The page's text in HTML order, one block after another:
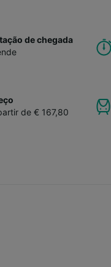
de chegada
de € 167,80